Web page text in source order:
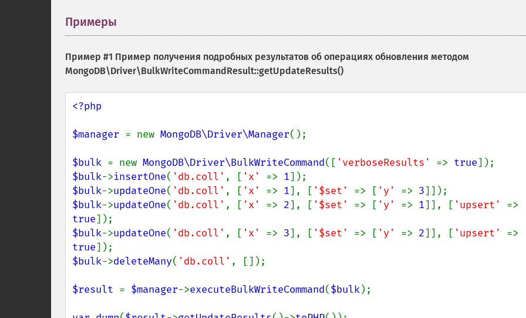
Примеры
Пример #1 Пример получения подробных результатов об операциях обновления методом
MongoDB\Driver\BulkWriteCommandResult::getUpdateResults()
<?php
$manager = new MongoDB\Driver\Manager();
$bulk = new MongoDB\Driver\BulkWriteCommand([ 'verboseResults' => true
$bulk->insertOne( 'db.coll' , [ 'x' => 1
$bulk->updateOne( 'db.coll' , [ 'x' => 1], [ '$set' => [ 'y' => 3
$bulk->updateOne( 'db.coll' , [ 'x' => 2], [ '$set' => [ 'y' => 1]], [ 'upsert'
true
$bulk->updateOne( 'db.coll' , [ 'x' => 3], [ '$set' => [ 'y' => 2]], [ 'upsert'
true
$bulk->deleteMany( 'db.coll' , []);
$result = $manager->executeBulkWriteCommand($bulk);